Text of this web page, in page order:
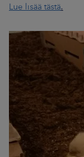
Lue lisää tästä.